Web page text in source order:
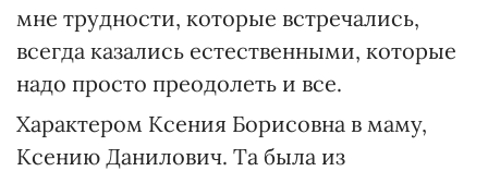
мне трудности, которые встречались,
всегда казались естественными, которые
надо просто преодолеть и все.
Характером Ксения Борисовна в маму,
Ксению Данилович. Та была из